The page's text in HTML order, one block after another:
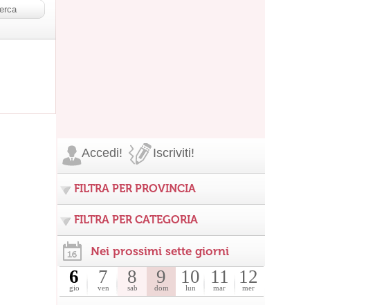
Accedi! Iscriviti!
FILTRA PER PROVINCIA
FILTRA PER CATEGORIA
Nei prossimi sette giorni
6
gio
7
ven
8
sab
9
dom
10
lun
11
mar
12
mer